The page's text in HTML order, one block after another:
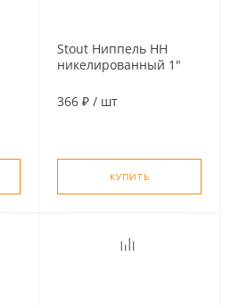
Stout Ниппель HH
никелированный 1"
366 ₽ / шт
КУПИТЬ